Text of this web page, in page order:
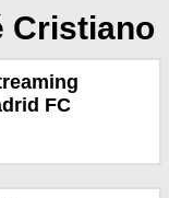
Cristiano
FC